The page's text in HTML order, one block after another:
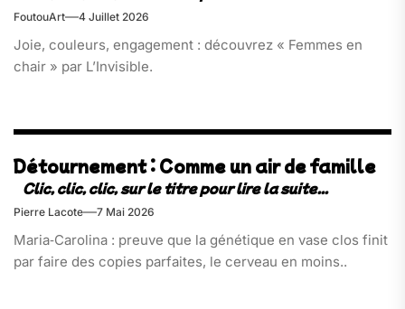
FoutouArt 4 Juillet 2026
Joie, couleurs, engagement : découvrez « Femmes en
chair » par L’Invisible.
Détournement : Comme un air de famille
Pierre Lacote 7 Mai 2026
Maria‑Carolina : preuve que la génétique en vase clos finit
par faire des copies parfaites, le cerveau en moins..